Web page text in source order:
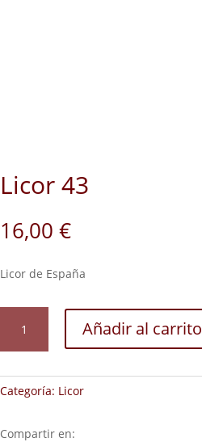
Licor 43
16,00 €
Licor de España
cantidad
Añadir al carrito
Categoría: Licor
Compartir en: